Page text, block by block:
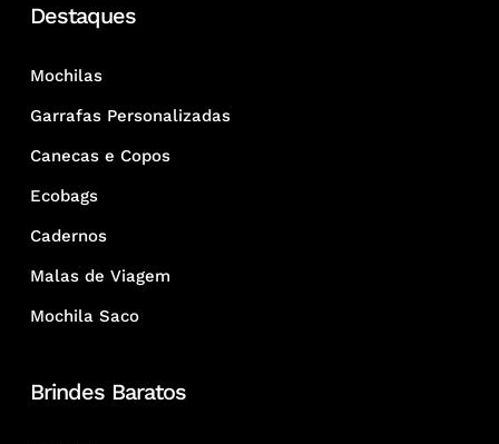
Destaques
Mochilas
Garrafas Personalizadas
Canecas e Copos
Ecobags
Cadernos
Malas de Viagem
Mochila Saco
Brindes Baratos